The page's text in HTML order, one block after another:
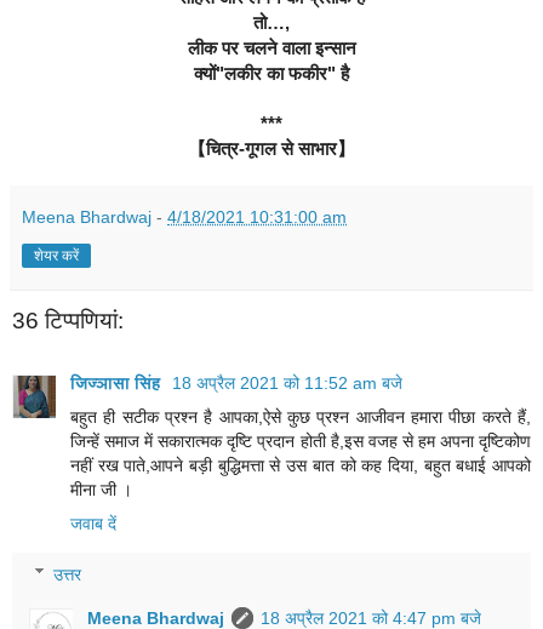
तो…,
लीक पर चलने वाला इन्सान
क्यों"लकीर का फकीर" है
***
【चित्र-गूगल से साभार】
Meena Bhardwaj - 4/18/2021 10:31:00 am
शेयर करें
36 टिप्‍पणियां:
जिज्ञासा सिंह
18 अप्रैल 2021 को 11:52 am बजे
बहुत ही सटीक प्रश्न है आपका,ऐसे कुछ प्रश्न आजीवन हमारा पीछा करते हैं,
जिन्हें समाज में सकारात्मक दृष्टि प्रदान होती है,इस वजह से हम अपना दृष्टिकोण
नहीं रख पाते,आपने बड़ी बुद्धिमत्ता से उस बात को कह दिया, बहुत बधाई आपको
मीना जी ।
जवाब दें
उत्तर
Meena Bhardwaj
18 अप्रैल 2021 को 4:47 pm बजे